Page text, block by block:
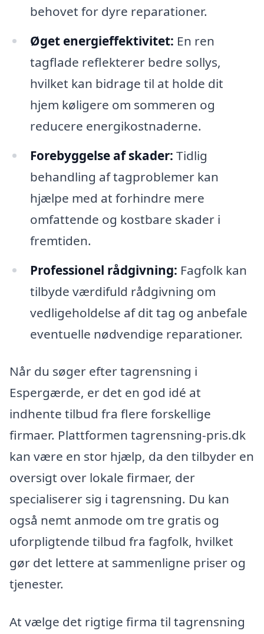
behovet for dyre reparationer.
Øget energieffektivitet: En ren
tagflade reflekterer bedre sollys,
hvilket kan bidrage til at holde dit
hjem køligere om sommeren og
reducere energikostnaderne.
Forebyggelse af skader: Tidlig
behandling af tagproblemer kan
hjælpe med at forhindre mere
omfattende og kostbare skader i
fremtiden.
Professionel rådgivning: Fagfolk kan
tilbyde værdifuld rådgivning om
vedligeholdelse af dit tag og anbefale
eventuelle nødvendige reparationer.
Når du søger efter tagrensning i
Espergærde, er det en god idé at
indhente tilbud fra flere forskellige
firmaer. Plattformen tagrensning-pris.dk
kan være en stor hjælp, da den tilbyder en
oversigt over lokale firmaer, der
specialiserer sig i tagrensning. Du kan
også nemt anmode om tre gratis og
uforpligtende tilbud fra fagfolk, hvilket
gør det lettere at sammenligne priser og
tjenester.
At vælge det rigtige firma til tagrensning